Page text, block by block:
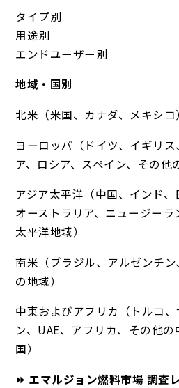
タイプ別
用途別
エンドユーザー別
地域・国別
北米（米国、カナダ、メキシコ）
ヨーロッパ（ドイツ、イギリ
ア、ロシア、スペイン、その他
アジア太平洋（中国、インド、
オーストラリア、ニュージー
太平洋地域）
南米（ブラジル、アルゼンチ
の地域）
中東およびアフリカ（トルコ
ン、UAE、アフリカ、その他
国）
⏩ エマルジョン燃料市場 調査